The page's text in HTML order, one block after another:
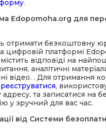
.
Edopomoha.org для
отримати безкоштовну
цифровій платформі
відповіді на
аналітичні
відео. . Для отримання
,
та записатися на
у зручний для вас час.
від Системи